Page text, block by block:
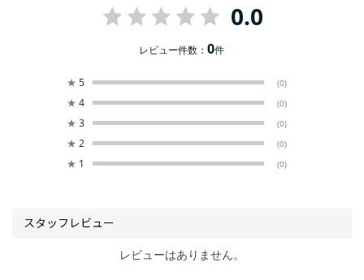
0.0
レビュー件数：0件
★ 5 (0)
★ 4 (0)
★ 3 (0)
★ 2 (0)
★ 1 (0)
レビューはありません。